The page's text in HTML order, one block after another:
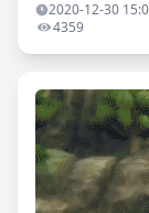
2020-12-30
4359